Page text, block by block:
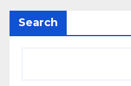
Search